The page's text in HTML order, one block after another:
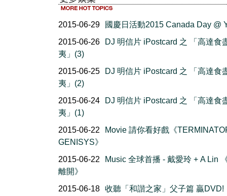
2015-06-29
國慶日活動2015 Canada Day @
2015-06-26
DJ 明信片 iPostcard 之 「高達食
夷」(3)
2015-06-25
DJ 明信片 iPostcard 之 「高達食
夷」(2)
2015-06-24
DJ 明信片 iPostcard 之 「高達食
夷」(1)
2015-06-22
Movie 請你看好戲《
GENISYS》
2015-06-22
Music 全球首播 - 戴愛玲 + A Lin
離開》
2015-06-18 收聽「和諧之家」父子篇 贏DVD!